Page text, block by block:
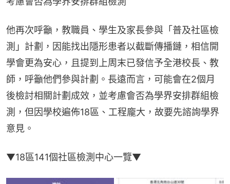
他再次呼籲，教職員、學生及家長參與「普及社區檢
測」計劃，因能找出隱形患者以截斷傳播鏈，相信開
學會更為安心，且提到上周末已發信予全港校長、教
師，呼籲他們參與計劃。長遠而言，可能會在2個月
後檢討相關計劃成效，並考慮會否為學界安排群組檢
測，但因學校遍佈18區、工程龐大，故要先諮詢學界
意見。
▼18區141個社區檢測中心一覽▼